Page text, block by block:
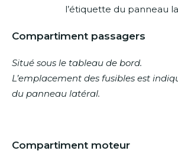
l’étiquette du panneau
Compartiment passagers
Situé sous le tableau de bord.
L’emplacement des fusibles est
du panneau latéral.
Compartiment moteur